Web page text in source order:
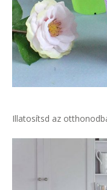
Illatosítsd az